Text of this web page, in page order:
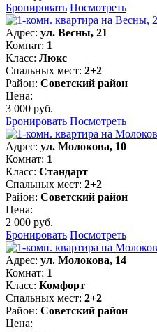
Бронировать Посмотреть
Адрес: ул. Весны, 21
Комнат: 1
Класс: Люкс
Спальных мест: 2+2
Район: Советский район
Цена:
3 000 руб.
Бронировать Посмотреть
Адрес: ул. Молокова, 10
Комнат: 1
Класс: Стандарт
Спальных мест: 2+2
Район: Советский район
Цена:
2 000 руб.
Бронировать Посмотреть
Адрес: ул. Молокова, 14
Комнат: 1
Класс: Комфорт
Спальных мест: 2+2
Район: Советский район
Цена: